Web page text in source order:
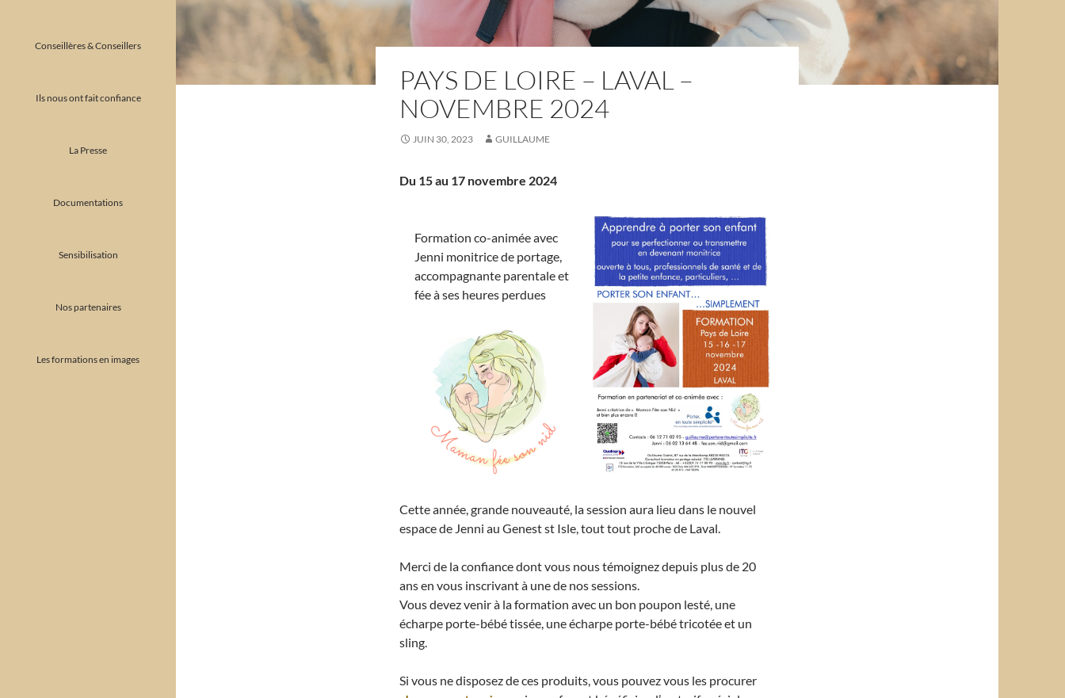
PAYS DE LOIRE – LAVAL –
NOVEMBRE 2024
JUIN 30, 2023 GUILLAUME
Du 15 au 17 novembre 2024
Formation co-animée avec
Jenni monitrice de portage,
accompagnante parentale et
fée à ses heures perdues
Cette année, grande nouveauté, la session aura lieu dans le nouvel
espace de Jenni au Genest st Isle, tout tout proche de Laval.
Merci de la confiance dont vous nous témoignez depuis plus de 20
ans en vous inscrivant à une de nos sessions.
Vous devez venir à la formation avec un bon poupon lesté, une
écharpe porte-bébé tissée, une écharpe porte-bébé tricotée et un
sling.
Si vous ne disposez de ces produits, vous pouvez vous les procurer
Conseillères & Conseillers
Ils nous ont fait confiance
La Presse
Documentations
Sensibilisation
Nos partenaires
Les formations en images